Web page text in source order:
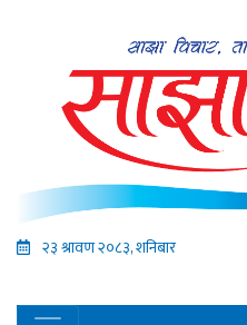
२३ श्रावण २०८३, शनिबार